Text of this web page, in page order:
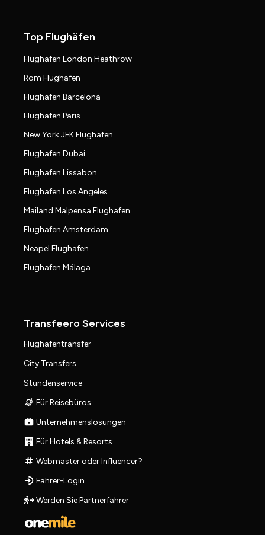
Top Flughäfen
Flughafen London Heathrow
Rom Flughafen
Flughafen Barcelona
Flughafen Paris
New York JFK Flughafen
Flughafen Dubai
Flughafen Lissabon
Flughafen Los Angeles
Mailand Malpensa Flughafen
Flughafen Amsterdam
Neapel Flughafen
Flughafen Málaga
Transfeero Services
Flughafentransfer
City Transfers
Stundenservice
Für Reisebüros
Unternehmenslösungen
Für Hotels & Resorts
Webmaster oder Influencer?
Fahrer-Login
Werden Sie Partnerfahrer